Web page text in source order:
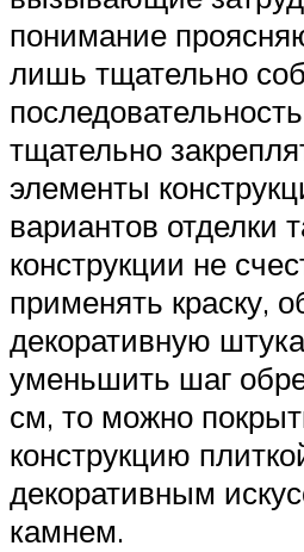
понимание
лишь тщательно
тщательно
элементы
вариантов отделки
конструкции не
применять краску,
декоративную
уменьшить шаг
см, то можно
конструкцию
декоративным
камнем.